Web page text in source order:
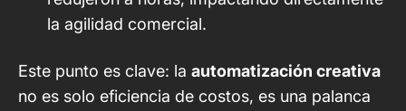
la agilidad comercial.
Este punto es clave: la automatización creativa
no es solo eficiencia de costos, es una palanca